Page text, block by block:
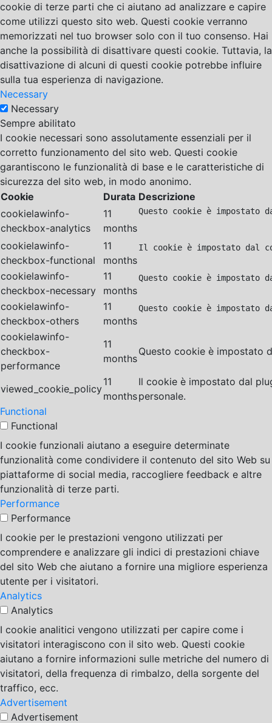
cookie di terze parti che ci aiutano ad analizzare e capire
come utilizzi questo sito web. Questi cookie verranno
memorizzati nel tuo browser solo con il tuo consenso. Hai
anche la possibilità di disattivare questi cookie. Tuttavia, la
disattivazione di alcuni di questi cookie potrebbe influire
sulla tua esperienza di navigazione.
Necessary
Necessary
Sempre abilitato
I cookie necessari sono assolutamente essenziali per il
corretto funzionamento del sito web. Questi cookie
garantiscono le funzionalità di base e le caratteristiche di
sicurezza del sito web, in modo anonimo.
Cookie
Durata Descrizione
cookielawinfo-
checkbox-analytics
11
months
Questo cookie è
cookielawinfo-
checkbox-functional
11
months
Il cookie è impostato dal
cookielawinfo-
checkbox-necessary
11
months
Questo cookie è impostato
cookielawinfo-
checkbox-others
11
months
Questo cookie è
cookielawinfo-
checkbox-
performance
11
months
Questo cookie è impostato
viewed_cookie_policy
11
months
Il cookie è impostato dal
personale.
Functional
Functional
I cookie funzionali aiutano a eseguire determinate
funzionalità come condividere il contenuto del sito Web su
piattaforme di social media, raccogliere feedback e altre
funzionalità di terze parti.
Performance
Performance
I cookie per le prestazioni vengono utilizzati per
comprendere e analizzare gli indici di prestazioni chiave
del sito Web che aiutano a fornire una migliore esperienza
utente per i visitatori.
Analytics
Analytics
I cookie analitici vengono utilizzati per capire come i
visitatori interagiscono con il sito web. Questi cookie
aiutano a fornire informazioni sulle metriche del numero di
visitatori, della frequenza di rimbalzo, della sorgente del
traffico, ecc.
Advertisement
Advertisement